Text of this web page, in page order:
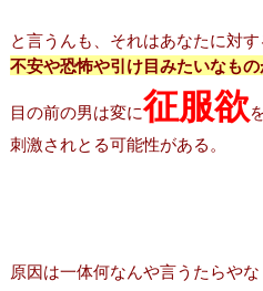
と言うんも、それはあなたに対す
不安や恐怖や引け目みたいなもの
目の前の男は変に征服欲
刺激されとる可能性がある。
原因は一体何なんや言うたらやな